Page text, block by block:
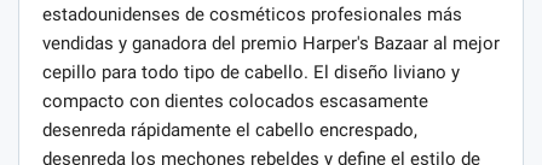
estadounidenses de cosméticos profesionales más
vendidas y ganadora del premio Harper's Bazaar al mejor
cepillo para todo tipo de cabello. El diseño liviano y
compacto con dientes colocados escasamente
desenreda rápidamente el cabello encrespado,
desenreda los mechones rebeldes y define el estilo de